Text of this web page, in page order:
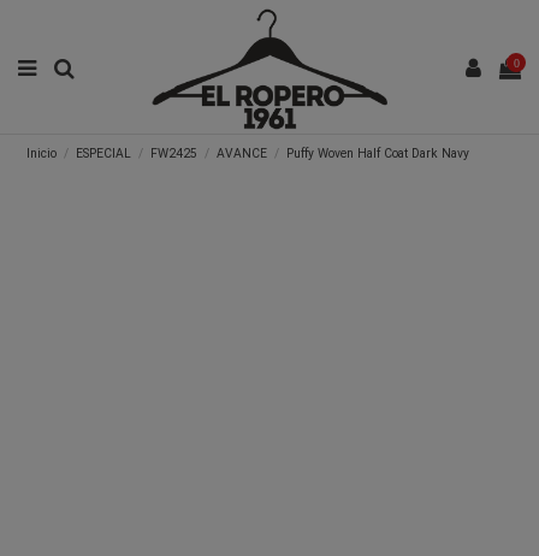
0
Inicio ESPECIAL FW2425 AVANCE Puffy Woven Half Coat Dark Navy